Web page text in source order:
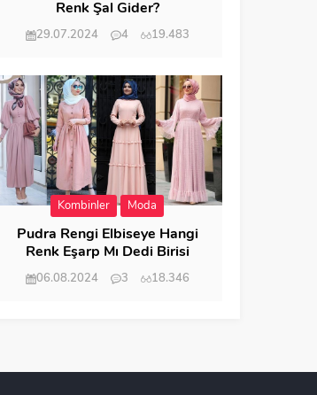
Renk Şal Gider?
29.07.2024 4 19.483
Kombinler Moda
Pudra Rengi Elbiseye Hangi
Renk Eşarp Mı Dedi Birisi
06.08.2024 3 18.346